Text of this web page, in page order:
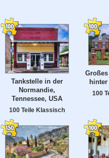
Tankstelle in der
Normandie,
Tennessee, USA
100 Teile Klassisch
hinter
100